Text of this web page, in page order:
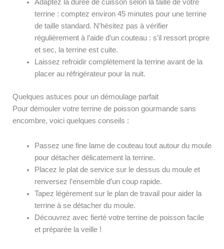
Adaptez la durée de cuisson selon la taille de votre
terrine : comptez environ 45 minutes pour une terrine
de taille standard. N’hésitez pas à vérifier
régulièrement à l’aide d’un couteau : s’il ressort propre
et sec, la terrine est cuite.
Laissez refroidir complètement la terrine avant de la
placer au réfrigérateur pour la nuit.
Quelques astuces pour un démoulage parfait
Pour démouler votre terrine de poisson gourmande sans
encombre, voici quelques conseils :
Passez une fine lame de couteau tout autour du moule
pour détacher délicatement la terrine.
Placez le plat de service sur le dessus du moule et
renversez l’ensemble d’un coup rapide.
Tapez légèrement sur le plan de travail pour aider la
terrine à se détacher du moule.
Découvrez avec fierté votre terrine de poisson facile
et préparée la veille !